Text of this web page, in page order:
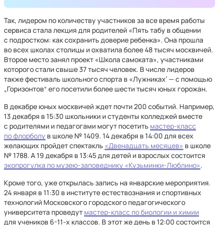
Так, лидером по количеству участников за все время работы
сервиса стала лекция для родителей «Пять табу в общении
с подростком: как сохранить доверие ребенка». Она прошла
во всех школах столицы и охватила более 48 тысяч москвичей.
Второе место занял проект «Школа самоката», участниками
которого стали свыше 37 тысяч человек. В числе лидеров
также фестиваль школьного спорта в «Лужниках‘ — с помощью
„Горизонтов“ его посетили более шести тысяч юных горожан.
В декабре юных москвичей ждет почти 200 событий. Например,
13 декабря в 15:30 школьники и студенты колледжей вместе
с родителями и педагогами могут посетить мастер-класс
по флорболу в школе № 1409. 14 декабря в 14:00 для всех
желающих пройдет спектакль «Двенадцать месяцев» в школе
№ 1788. А 19 декабря в 13:45 для детей и взрослых состоится
экопрогулка по музею-заповеднику «Кузьминки-Люблино».
Кроме того, уже открылась запись на январские мероприятия.
24 января в 11:30 в институте естествознания и спортивных
технологий Московского городского педагогического
университета проведут мастер-класс по биологии и химии
для учеников 6-11-х классов. В этот же день в 12:00 состоится